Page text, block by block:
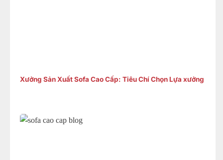
Xưởng Sản Xuất Sofa Cao Cấp: Tiêu Chí Chọn Lựa xưởng